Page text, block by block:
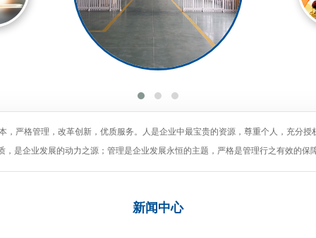
，严格管理，改革创新，优质服务。人是企业中最宝贵的资源，尊重个人，充分授
，是企业发展的动力之源；管理是企业发展永恒的主题，严格是管理行之有效的保
新闻 中心